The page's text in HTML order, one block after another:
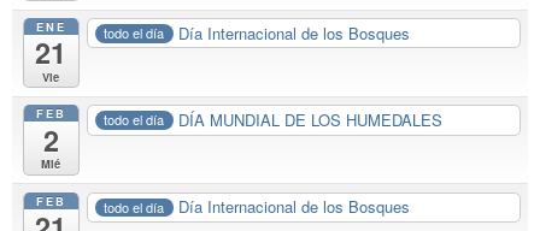
ENE
21
Vie
todo el día Día Internacional de los Bosques
FEB
2
Mié
todo el día DÍA MUNDIAL DE LOS HUMEDALES
FEB todo el día Día Internacional de los Bosques